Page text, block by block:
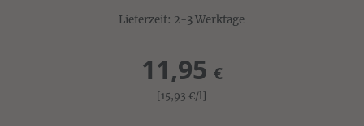
Lieferzeit: 2-3 Werktage
11,95 €
[15,93€/l]